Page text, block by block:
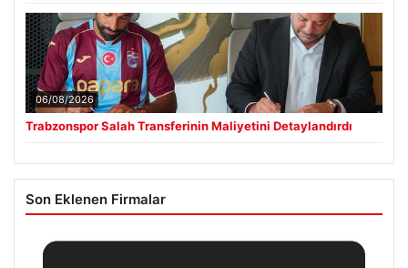
06/08/2026
Trabzonspor Salah Transferinin Maliyetini Detaylandırdı
Son Eklenen Firmalar